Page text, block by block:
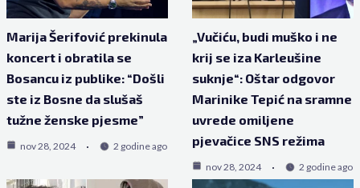
Marija Šerifović prekinula
koncert i obratila se
Bosancu iz publike: “Došli
ste iz Bosne da slušaš
tužne ženske pjesme”
nov 28, 2024 2 godine ago
„Vučiću, budi muško i ne
krij se iza Karleušine
suknje“: Oštar odgovor
Marinike Tepić na sramne
uvrede omiljene
pjevačice SNS režima
nov 28, 2024 2 godine ago